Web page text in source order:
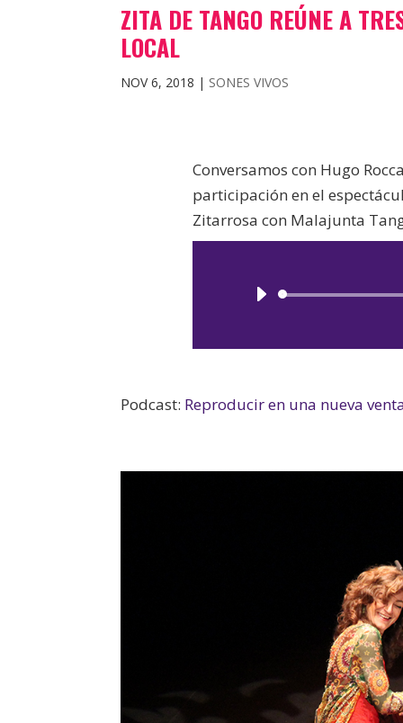
ZITA DE TANGO REÚNE A
LOCAL
NOV 6, 2018 | SONES VIVOS
Conversamos con Hugo
participación en el
Zitarrosa con Malajunta
Podcast: Reproducir en una nueva